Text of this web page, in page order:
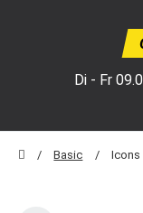
Di - Fr
Basic Icons